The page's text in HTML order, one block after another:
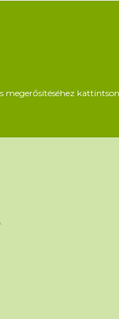
megerősítéséhez